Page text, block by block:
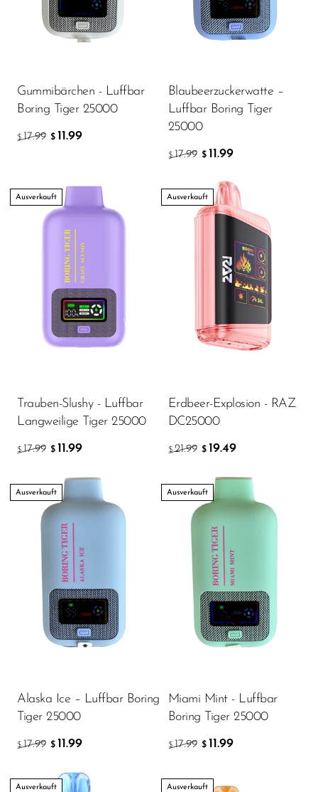
Gummibärchen - Luffbar
Boring Tiger 25000
$ 17.99 $ 11.99
Blaubeerzuckerwatte –
Luffbar Boring Tiger
25000
$ 17.99 $ 11.99
Ausverkauft
Trauben-Slushy - Luffbar
Langweilige Tiger 25000
$ 17.99 $ 11.99
Ausverkauft
Erdbeer-Explosion - RAZ
DC25000
$ 21.99 $ 19.49
Ausverkauft
Alaska Ice – Luffbar Boring
Tiger 25000
$ 17.99 $ 11.99
Ausverkauft
Miami Mint - Luffbar
Boring Tiger 25000
$ 17.99 $ 11.99
Ausverkauft Ausverkauft